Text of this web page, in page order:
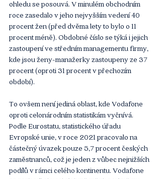
ohledu se posouvá. V minulém obchodním
roce zasedalo v jeho nejvyšším vedení 40
procent žen (před dvěma lety to bylo o 11
procent méně). Obdobné číslo se týká i jejich
zastoupení ve středním managementu firmy,
kde jsou ženy-manažerky zastoupeny ze 37
procent (oproti 31 procent v přechozím
období).
To ovšem není jediná oblast, kde Vodafone
oproti celonárodním statistikám vyčnívá.
Podle Eurostatu, statistického úřadu
Evropské unie, v roce 2021 pracovalo na
částečný úvazek pouze 5,7 procent českých
zaměstnanců, což je jeden z vůbec nejnižších
podílů v rámci celého kontinentu. Vodafone